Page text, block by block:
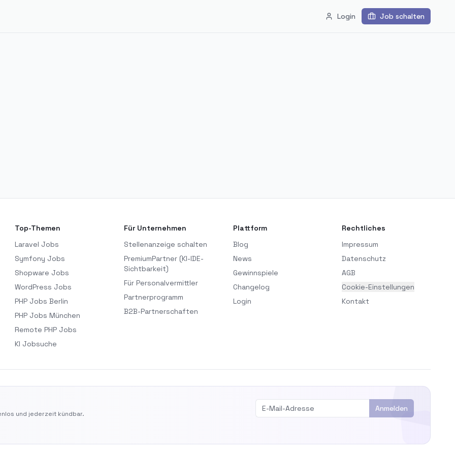
Login Job schalten
Top-Themen
Laravel Jobs
Symfony Jobs
Shopware Jobs
WordPress Jobs
PHP Jobs Berlin
PHP Jobs München
Remote PHP Jobs
KI Jobsuche
Für Unternehmen
Stellenanzeige schalten
PremiumPartner (KI-IDE-
Sichtbarkeit)
Für Personalvermittler
Partnerprogramm
B2B-Partnerschaften
Plattform
Blog
News
Gewinnspiele
Changelog
Login
Rechtliches
Impressum
Datenschutz
AGB
Cookie-Einstellungen
Kontakt
und jederzeit kündbar.
Anmelden